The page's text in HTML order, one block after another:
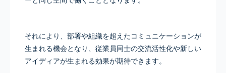
それにより、部署や組織を超えたコミュニケーションが
生まれる機会となり、従業員同士の交流活性化や新しい
アイディアが生まれる効果が期待できます。